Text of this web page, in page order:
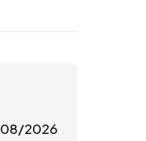
2026